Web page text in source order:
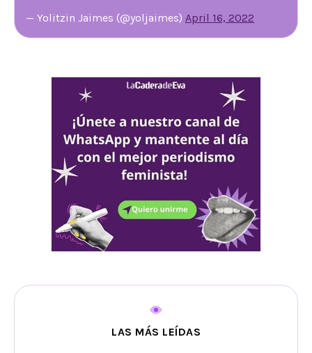
— Yolitzin Jaimes (@yoljaimes) April 16, 2022
LAS MÁS LEÍDAS